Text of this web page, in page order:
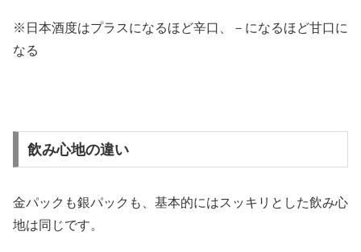
※日本酒度はプラスになるほど辛口、－になるほど甘口に
なる
飲み心地の違い
金パックも銀パックも、基本的にはスッキリとした飲み心
地は同じです。